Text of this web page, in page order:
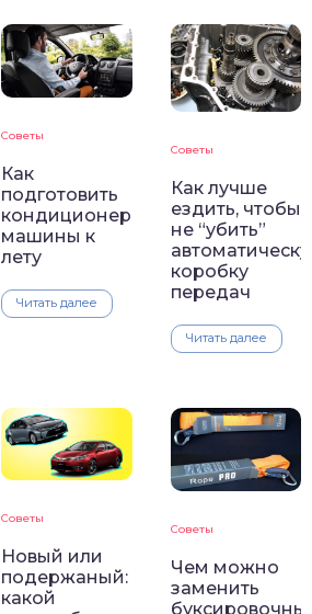
Советы
Как
подготовить
кондиционер
машины к
лету
Читать далее
Советы
Как лучше
ездить, чтобы
не “убить”
коробку
передач
Читать далее
Советы
Новый или
подержаный:
какой
Советы
Чем можно
заменить